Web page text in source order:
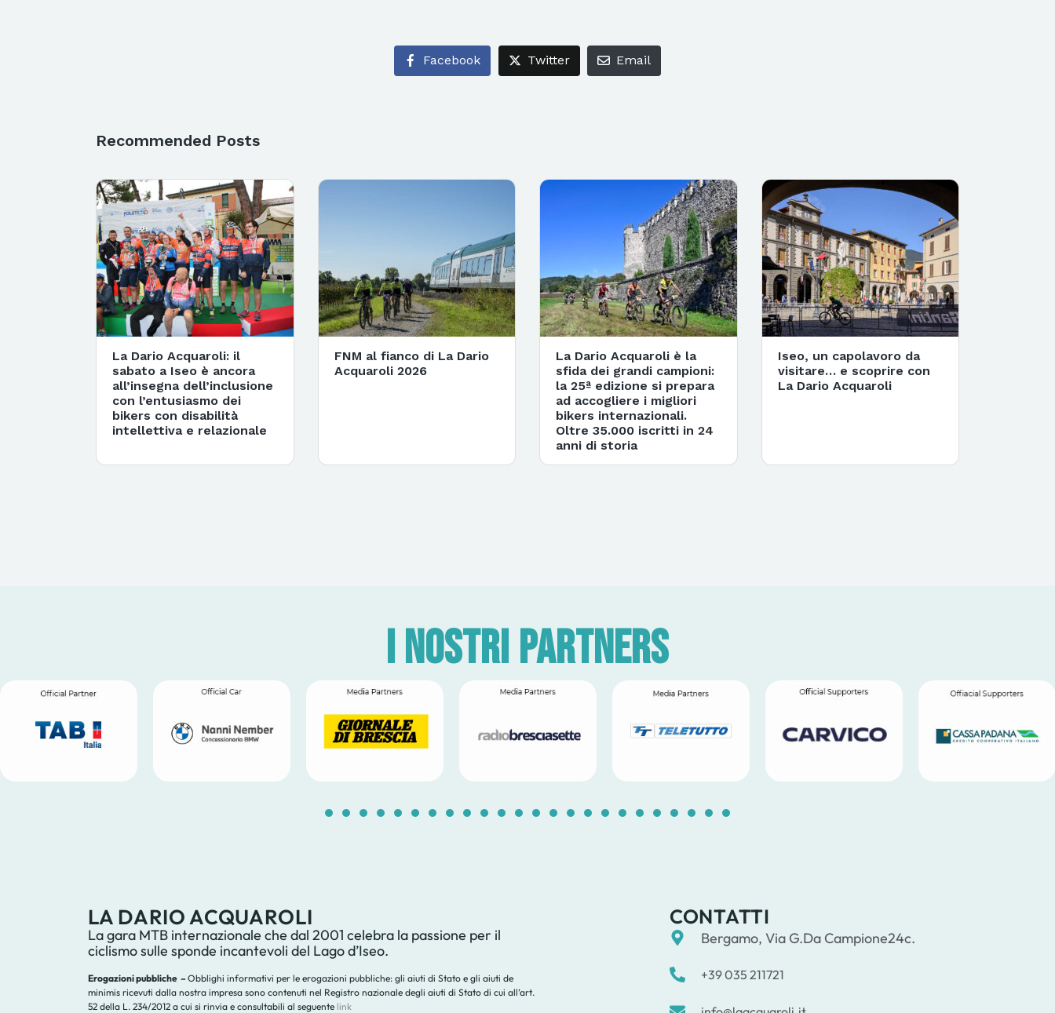
Facebook Twitter Email
Recommended Posts
La Dario Acquaroli: il
sabato a Iseo è ancora
all’insegna dell’inclusione
con l’entusiasmo dei
bikers con disabilità
intellettiva e relazionale
FNM al fianco di La Dario
Acquaroli 2026
La Dario Acquaroli è la
sfida dei grandi campioni:
la 25ª edizione si prepara
ad accogliere i migliori
bikers internazionali.
Oltre 35.000 iscritti in 24
anni di storia
Iseo, un capolavoro da
visitare… e scoprire con
La Dario Acquaroli
I nostri partners
1 2 3 4 5 6 7 8 9 10 11 12 13 14 15 16 17
LA DARIO ACQUAROLI
La gara MTB internazionale che dal 2001 celebra la passione per il
ciclismo sulle sponde incantevoli del Lago d’Iseo.
Erogazioni pubbliche –Obblighi informativi per le erogazioni pubbliche: gli aiuti di Stato e gli aiuti de
minimis ricevuti dalla nostra impresa sono contenuti nel Registro nazionale degli aiuti di Stato di cui all’art.
52 della L. 234/2012 a cui si rinvia e consultabili al seguente link
CONTATTI
Bergamo, Via G.Da Campione24c.
+39 035 211721